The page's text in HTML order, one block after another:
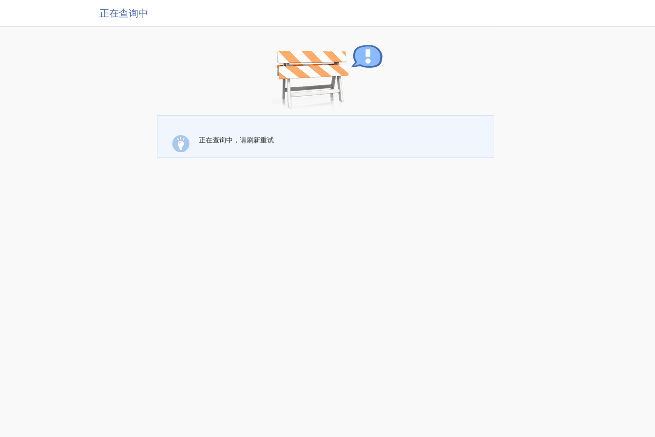
正在查询中
正在查询中，请刷新重试